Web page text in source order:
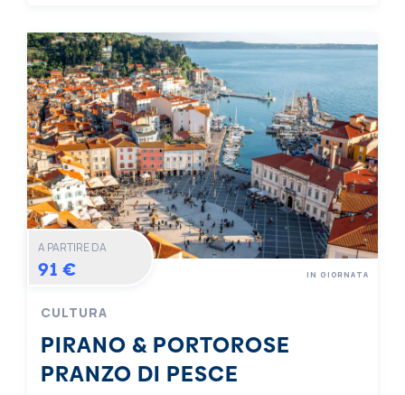
A PARTIRE DA
91 €
CULTURA
PIRANO & PORTOROSE
PRANZO DI PESCE
IN GIORNATA